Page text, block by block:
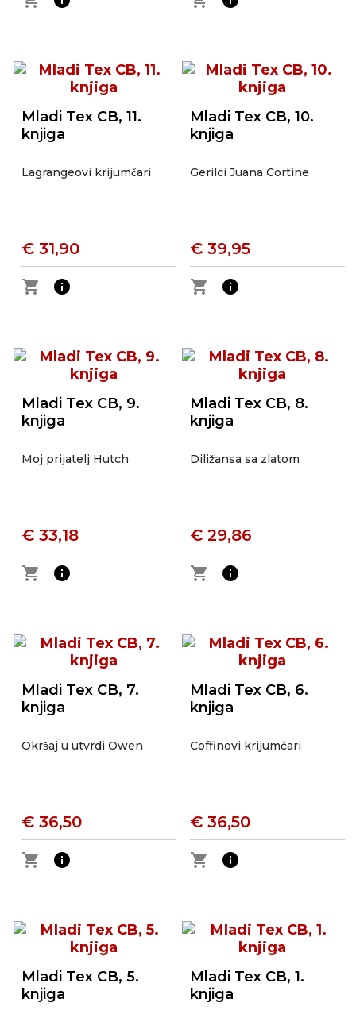
Mladi Tex CB, 11.
knjiga
Lagrangeovi krijumčari
€ 31,90
shopping_cart
info
Mladi Tex CB, 10.
knjiga
Gerilci Juana Cortine
€ 39,95
shopping_cart
info
Mladi Tex CB, 9.
knjiga
Moj prijatelj Hutch
€ 33,18
shopping_cart
info
Mladi Tex CB, 8.
knjiga
Diližansa sa zlatom
€ 29,86
shopping_cart
info
Mladi Tex CB, 7.
knjiga
Okršaj u utvrdi Owen
€ 36,50
shopping_cart
info
Mladi Tex CB, 6.
knjiga
Coffinovi krijumčari
€ 36,50
shopping_cart
info
Mladi Tex CB, 5.
knjiga
Mladi Tex CB, 1.
knjiga